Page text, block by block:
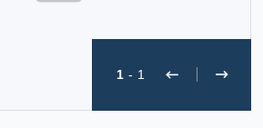
1 - 1